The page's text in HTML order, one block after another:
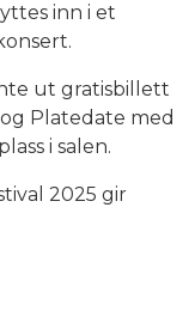
inn i et
ut gratisbillett
Platedate med
i salen.
2025 gir